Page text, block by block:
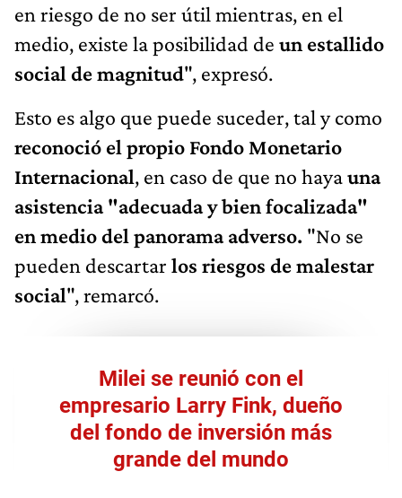
en riesgo de no ser útil mientras, en el
medio, existe la posibilidad de un estallido
social de magnitud", expresó.
Esto es algo que puede suceder, tal y como
reconoció el propio Fondo Monetario
Internacional, en caso de que no hayauna
asistencia "adecuada y bien focalizada"
en medio del panorama adverso. "No se
pueden descartar los riesgos de malestar
social", remarcó.
Milei se reunió con el
empresario Larry Fink, dueño
del fondo de inversión más
grande del mundo